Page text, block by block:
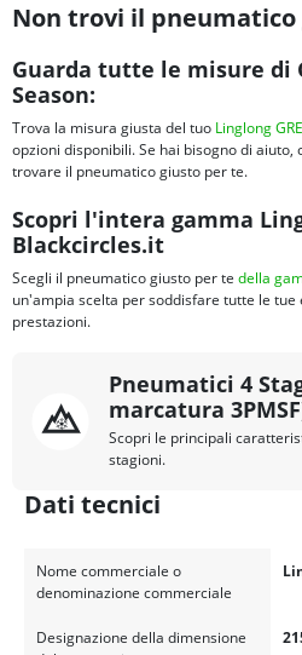
Non trovi il pneumatico
Guarda tutte le misure di
Season:
Trova la misura giusta del tuo Linglong
opzioni disponibili. Se hai bisogno di aiuto,
trovare il pneumatico giusto per te.
Scopri l'intera gamma
Blackcircles.it
Scegli il pneumatico giusto per te della
un'ampia scelta per soddisfare tutte le tue
prestazioni.
Pneumatici 4
marcatura
Scopri le principali
stagioni.
Dati tecnici
Nome commerciale o
denominazione commerciale
Designazione della dimensione